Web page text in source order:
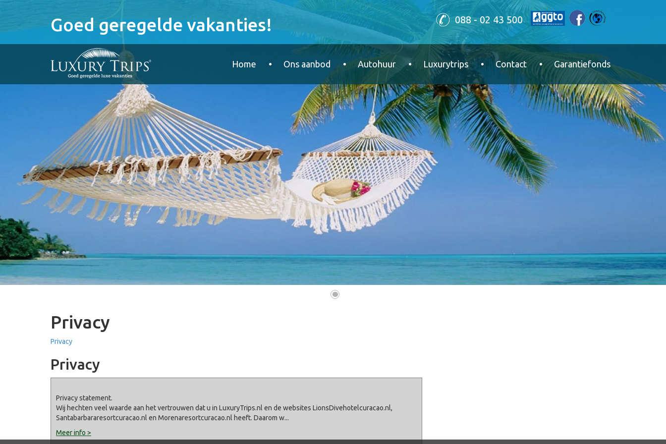
Goed geregelde vakanties! 088 - 02 43 500
Home Ons aanbod Autohuur Luxurytrips Contact Garantiefonds
•
Privacy
Privacy
Privacy
Privacy statement.
Wij hechten veel waarde aan het vertrouwen dat u in LuxuryTrips.nl en de websites LionsDivehotelcuracao.nl,
Santabarbararesortcuracao.nl en Morenaresortcuracao.nl heeft. Daarom w...
Meer info >